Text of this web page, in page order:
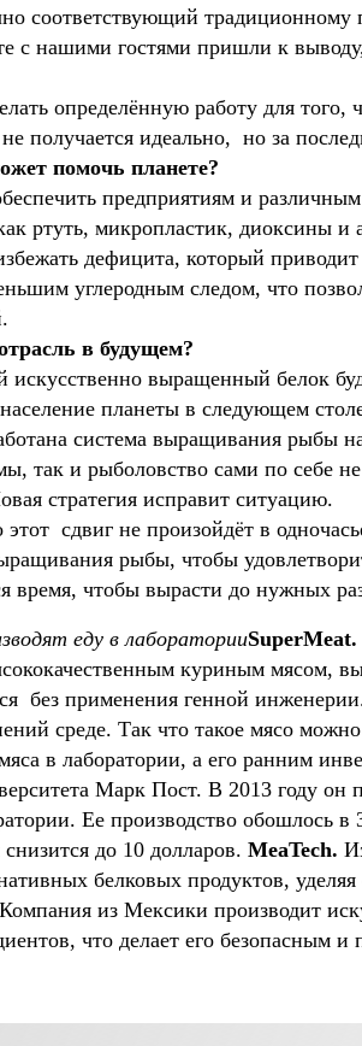
соответствующий традиционному
с нашими гостями пришли к
определённую работу для
получается идеально, но за
помочь планете?
предприятиям и
ртуть, микропластик, диоксины
дефицита, который
углеродным следом, что
в будущем?
выращенный белок
планеты в следующем
система выращивания рыбы
так и рыболовство сами по себе
стратегия исправит ситуацию.
сдвиг не произойдёт в
рыбы, чтобы
время, чтобы вырасти до нужных
еду в лабораторииSuperMeat.
куриным мясом,
без применения генной
среде. Так что такое мясо
в лаборатории, а его ранним
Марк Пост. В 2013 году он
Ее производство обошлось
до 10 долларов. MeaTech.
белковых продуктов,
Компания из Мексики производит
что делает его безопасным и